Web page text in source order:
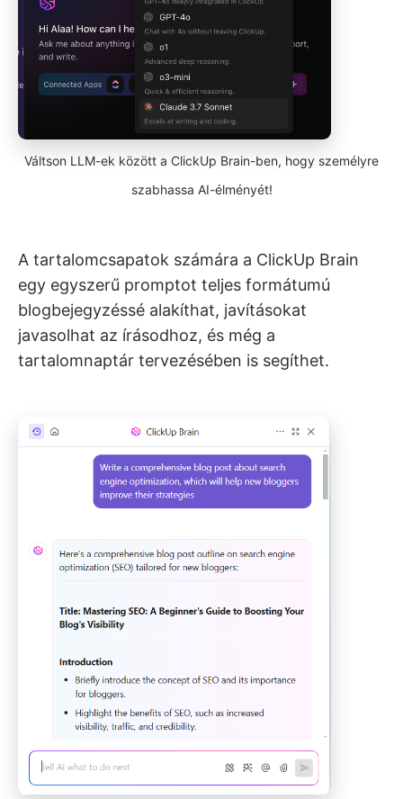
Váltson LLM-ek között a ClickUp Brain-ben, hogy személyre
szabhassa AI-élményét!
A tartalomcsapatok számára a ClickUp Brain
egy egyszerű promptot teljes formátumú
blogbejegyzéssé alakíthat, javításokat
javasolhat az írásodhoz, és még a
tartalomnaptár tervezésében is segíthet.